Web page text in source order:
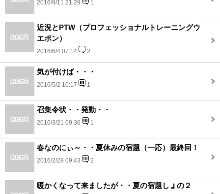
2016/9/11 21:29 1
近況とPTW（プロフェッショナルトレーニングウ
エポン）
2016/6/4 07:14 2
気が付けば・・・
2016/5/2 10:17 1
召集令状・・発動・・
2016/3/21 09:36 1
春なのにぃ～・・夏休みの宿題（一応）最終回！
2016/2/28 09:43 2
暖かくなって来ましたが・・夏の宿題しょの２